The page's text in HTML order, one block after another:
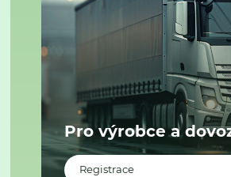
Pro výrobce a
Registrace